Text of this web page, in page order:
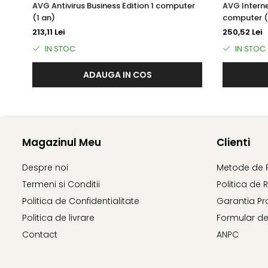
Detectare bazată pe cloud pentru a proteja utilizatorii
AVG Business Firewall
Algoritmii noștri cei mai avansați până în prezent
AVG Smart Scanner
AVG Antivirus Business Edition 1 computer
(1 an)
213,11 Lei
IN STOC
ADAUGA IN COS
AVG
computer
250,52 Lei
IN STOC
Magazinul Meu
Despre noi
Termeni si Conditii
Politica de Confidentialitate
Politica de livrare
Contact
Clienti
Metode de
Politica de
Garantia
Formular
ANPC